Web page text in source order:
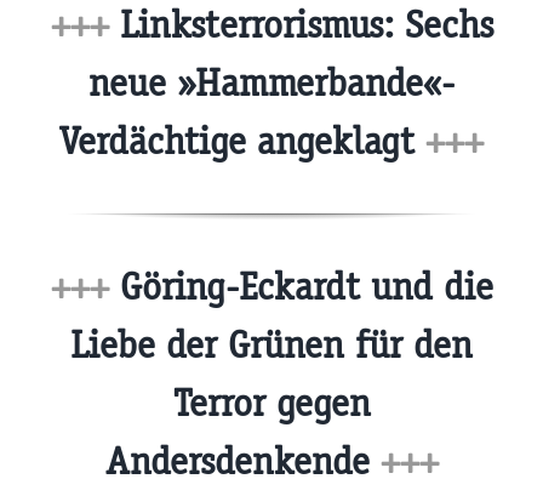
+++Linksterrorismus: Sechs
neue »Hammerbande«-
Verdächtige angeklagt +++
+++Göring-Eckardt und die
Liebe der Grünen für den
Terror gegen
Andersdenkende +++